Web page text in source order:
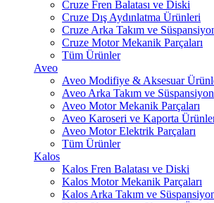
Cruze Fren Balatası ve Diski
Cruze Dış Aydınlatma Ürünleri
Cruze Arka Takım ve
Cruze Motor Mekanik Parçaları
Tüm Ürünler
Aveo
Aveo Modifiye & Aksesuar
Aveo Arka Takım ve Süspansiyon
Aveo Motor Mekanik Parçaları
Aveo Karoseri ve Kaporta
Aveo Motor Elektrik Parçaları
Tüm Ürünler
Kalos
Kalos Fren Balatası ve Diski
Kalos Motor Mekanik Parçaları
Kalos Arka Takım ve